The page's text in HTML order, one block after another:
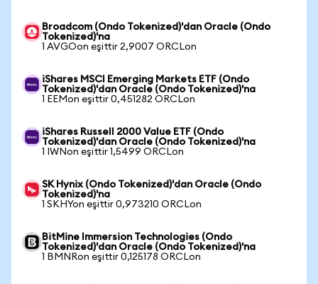
Broadcom (Ondo Tokenized)'dan Oracle (Ondo
Tokenized)'na
1 AVGOon eşittir 2,9007 ORCLon
iShares MSCI Emerging Markets ETF (Ondo
Tokenized)'dan Oracle (Ondo Tokenized)'na
1 EEMon eşittir 0,451282 ORCLon
iShares Russell 2000 Value ETF (Ondo
Tokenized)'dan Oracle (Ondo Tokenized)'na
1 IWNon eşittir 1,5499 ORCLon
SK Hynix (Ondo Tokenized)'dan Oracle (Ondo
Tokenized)'na
1 SKHYon eşittir 0,973210 ORCLon
BitMine Immersion Technologies (Ondo
Tokenized)'dan Oracle (Ondo Tokenized)'na
1 BMNRon eşittir 0,125178 ORCLon